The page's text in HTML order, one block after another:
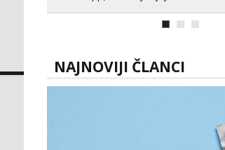
064/677-677- Kod: #128
Zara
NAJNOVIJI ČLANCI